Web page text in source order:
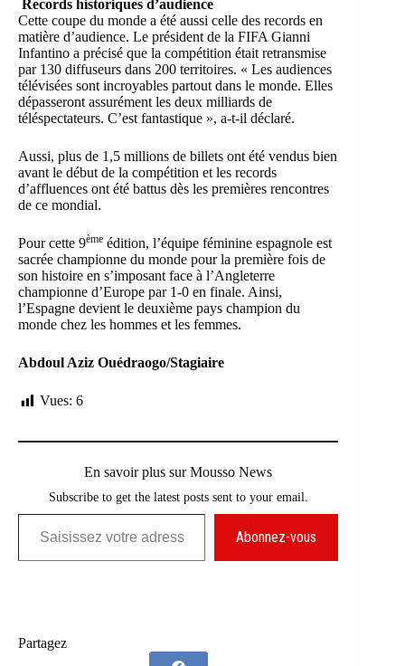
Records historiques d’audience
Cette coupe du monde a été aussi celle des records en
matière d’audience. Le président de la FIFA Gianni
Infantino a précisé que la compétition était retransmise
par 130 diffuseurs dans 200 territoires. « Les audiences
télévisées sont incroyables partout dans le monde. Elles
dépasseront assurément les deux milliards de
téléspectateurs. C’est fantastique », a-t-il déclaré.
Aussi, plus de 1,5 millions de billets ont été vendus bien
avant le début de la compétition et les records
d’affluences ont été battus dès les premières rencontres
de ce mondial.
Pour cette 9ème édition, l’équipe féminine espagnole est
sacrée championne du monde pour la première fois de
son histoire en s’imposant face à l’Angleterre
championne d’Europe par 1-0 en finale. Ainsi,
l’Espagne devient le deuxième pays champion du
monde chez les hommes et les femmes.
Abdoul Aziz Ouédraogo/Stagiaire
Vues: 6
En savoir plus sur Mousso News
Subscribe to get the latest posts sent to your email.
Saisissez votre adresse e-mail…
Abonnez-vous
Partagez